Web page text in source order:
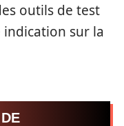
outils de test
sur la